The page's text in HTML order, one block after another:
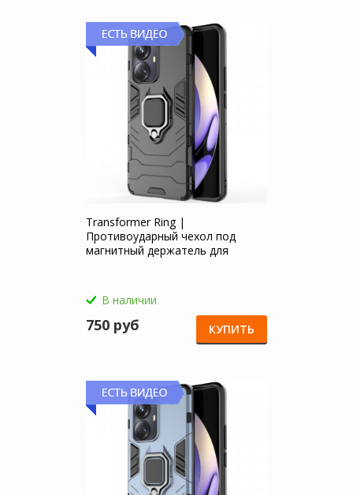
Transformer Ring |
Противоударный чехол под
магнитный держатель для
В наличии
750 руб КУПИТЬ